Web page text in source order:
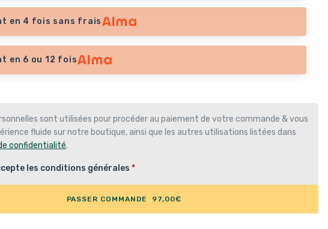
en 4 fois sans frais
en 6 ou 12 fois
sont utilisées pour procéder au paiement de votre commande & vous
fluide sur notre boutique, ainsi que les autres utilisations listées dans
confidentialité.
les conditions générales *
PASSER COMMANDE 97,00€